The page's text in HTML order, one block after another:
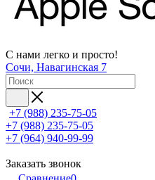
С нами легко и просто!
Сочи, Навагинская 7
+7 (988) 235-75-05
+7 (988) 235-75-05
+7 (964) 940-99-99
Заказать звонок